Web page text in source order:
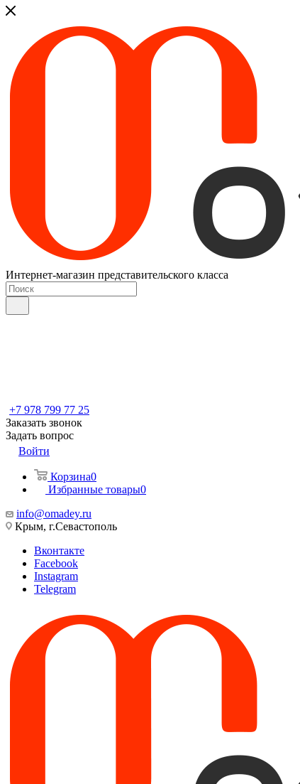
Интернет-магазин представительского класса
+7 978 799 77 25
Заказать звонок
Задать вопрос
Войти
Корзина0
Избранные товары0
info@omadey.ru
Крым, г.Севастополь
Вконтакте
Facebook
Instagram
Telegram